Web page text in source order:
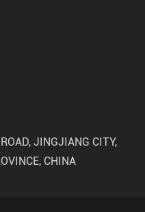
JINGJIANG CITY,
CHINA